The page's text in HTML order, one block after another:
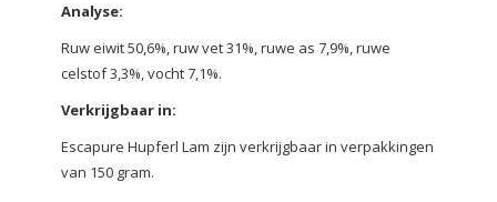
Analyse:
Ruw eiwit 50,6%, ruw vet 31%, ruwe as 7,9%, ruwe
celstof 3,3%, vocht 7,1%.
Verkrijgbaar in:
Escapure Hupferl Lam zijn verkrijgbaar in verpakkingen
van 150 gram.